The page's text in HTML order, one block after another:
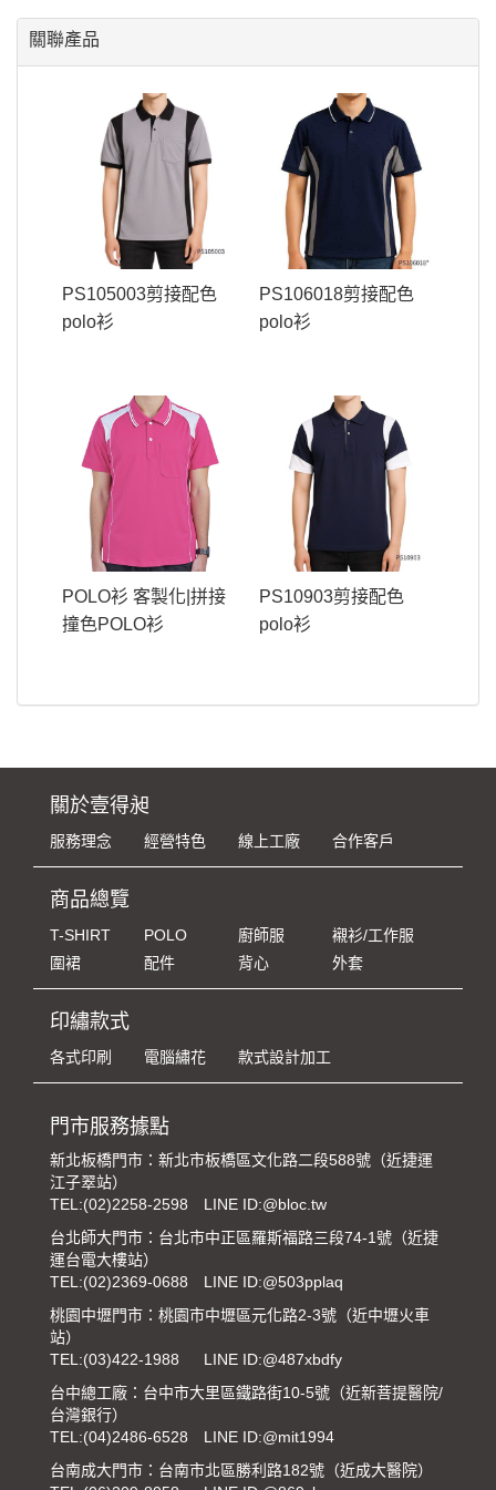
關聯產品
PS105003剪接配色
polo衫
PS106018剪接配色
polo衫
POLO衫 客製化|拼接
撞色POLO衫
PS10903剪接配色
polo衫
關於壹得昶
服務理念 經營特色 線上工廠 合作客戶
商品總覽
T-SHIRT POLO 廚師服
襯衫/工作服
圍裙
配件 背心 外套
印繡款式
各式印刷 電腦繡花 款式設計加工
門市服務據點
新北板橋門市：新北市板橋區文化路二段588號（近捷運
江子翠站）
TEL:(02)2258-2598
LINE ID:@bloc.tw
台北師大門市：台北市中正區羅斯福路三段74-1號（近捷
運台電大樓站）
TEL:(02)2369-0688
LINE ID:@503pplaq
桃園中壢門市：桃園市中壢區元化路2-3號（近中壢火車
站）
TEL:(03)422-1988
LINE ID:@487xbdfy
台中總工廠：台中市大里區鐵路街10-5號（近新菩提醫院/
台灣銀行）
TEL:(04)2486-6528
LINE ID:@mit1994
台南成大門市：台南市北區勝利路182號（近成大醫院）